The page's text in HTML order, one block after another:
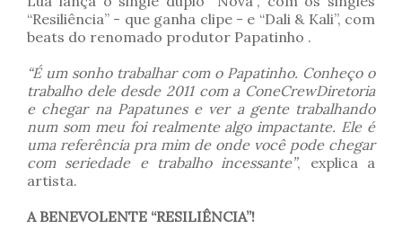
“Resiliência” - que ganha clipe - e “Dali & Kali”, com
beats do renomado produtor Papatinho .
“É um sonho trabalhar com o Papatinho. Conheço o
trabalho dele desde 2011 com a ConeCrewDiretoria
e chegar na Papatunes e ver a gente trabalhando
num som meu foi realmente algo impactante. Ele é
uma referência pra mim de onde você pode chegar
com seriedade e trabalho incessante”, explica a
artista.
A BENEVOLENTE “RESILIÊNCIA”!